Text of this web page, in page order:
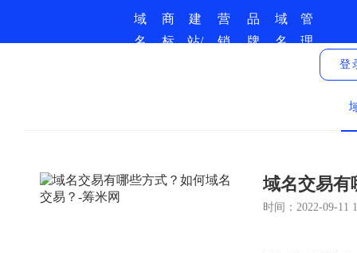
域
名
商
标
建
站/
营
销
品
牌
域
名
管
理
登
域名交易有
时间：2022-09-11